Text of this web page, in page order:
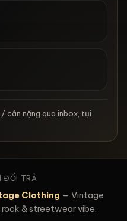
cân nặng qua inbox, tụi
ĐỔI TRẢ
Clothing — Vintage
& streetwear vibe.